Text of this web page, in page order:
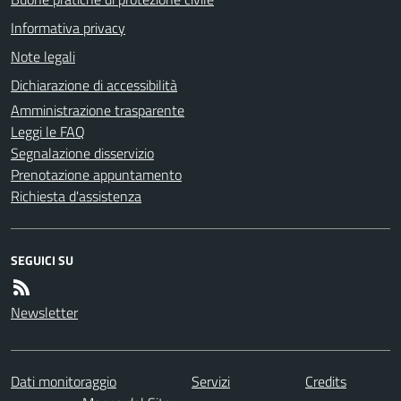
Informativa privacy
Note legali
Dichiarazione di accessibilità
Amministrazione trasparente
Leggi le FAQ
Segnalazione disservizio
Prenotazione appuntamento
Richiesta d'assistenza
SEGUICI SU
Newsletter
Dati monitoraggio Servizi
Credits